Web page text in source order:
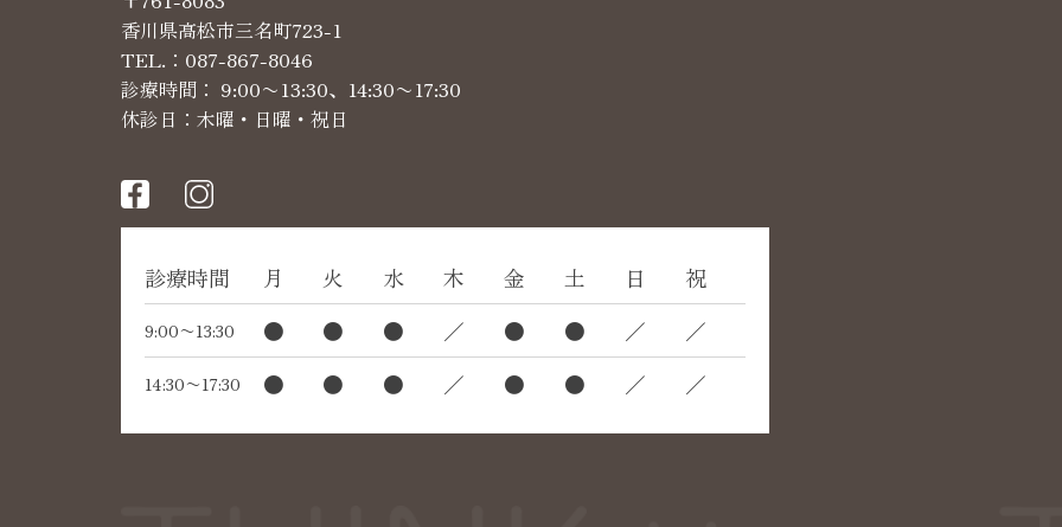
香川県高松市三名町723-1
TEL.： 087-867-8046
診療時間： 9:00〜13:30、14:30〜17:30
休診日：木曜・日曜・祝日
診療時間 月 火 水 木 金 土 日 祝
9:00〜13:30 ● ● ● ／ ● ● ／ ／
14:30〜17:30 ● ● ● ／ ● ● ／ ／